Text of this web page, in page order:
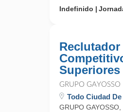
Indefinido
Superiores
GRUPO GAYOSSO
Todo Ciudad
GRUPO